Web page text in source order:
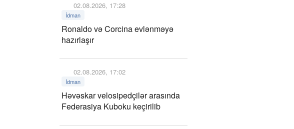
02.08.2026, 17:28
İdman
Ronaldo və Corcina evlənməyə
hazırlaşır
02.08.2026, 17:02
İdman
Həvəskar velosipedçilər arasında
Federasiya Kuboku keçirilib